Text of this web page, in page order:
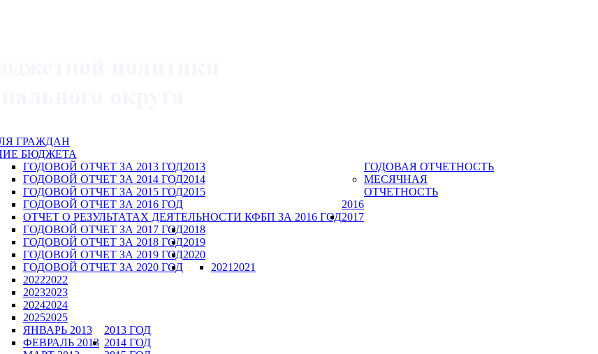
ГРАЖДАН
БЮДЖЕТА
ГОДОВАЯ ОТЧЕТНОСТЬ
2013
ГОДОВОЙ ОТЧЕТ ЗА 2013 ГОД
2014
ГОДОВОЙ ОТЧЕТ ЗА 2014 ГОД
2015
ГОДОВОЙ ОТЧЕТ ЗА 2015 ГОД
2016
ГОДОВОЙ ОТЧЕТ ЗА 2016 ГОД
ОТЧЕТ О РЕЗУЛЬТАТАХ ДЕЯТЕЛЬНОСТИ КФБП ЗА 2016 ГОД2017
ГОДОВОЙ ОТЧЕТ ЗА 2017 ГОД2018
ГОДОВОЙ ОТЧЕТ ЗА 2018 ГОД2019
ГОДОВОЙ ОТЧЕТ ЗА 2019 ГОД2020
ГОДОВОЙ ОТЧЕТ ЗА 2020 ГОД
2021
2021
2022
2022
2023
2023
2024
2024
2025
2025
МЕСЯЧНАЯ
ОТЧЕТНОСТЬ
2013 ГОД
ЯНВАРЬ 2013
ФЕВРАЛЬ 2013 2014 ГОД